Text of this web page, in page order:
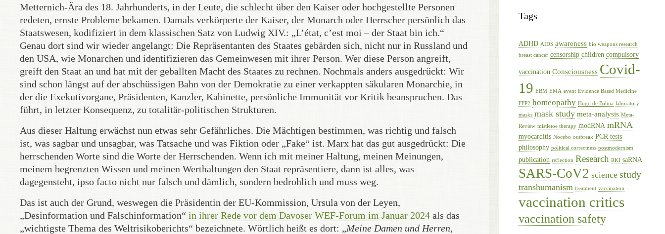
Metternich-Ära des 18. Jahrhunderts, in der Leute, die schlecht über den Kaiser oder hochgestellte Personen
redeten, ernste Probleme bekamen. Damals verkörperte der Kaiser, der Monarch oder Herrscher persönlich das
Staatswesen, kodifiziert in dem klassischen Satz von Ludwig XIV.: „L’état, c’est moi – der Staat bin ich.“
Genau dort sind wir wieder angelangt: Die Repräsentanten des Staates gebärden sich, nicht nur in Russland und
den USA, wie Monarchen und identifizieren das Gemeinwesen mit ihrer Person. Wer diese Person angreift,
greift den Staat an und hat mit der geballten Macht des Staates zu rechnen. Nochmals anders ausgedrückt: Wir
sind schon längst auf der abschüssigen Bahn von der Demokratie zu einer verkappten säkularen Monarchie, in
der die Exekutivorgane, Präsidenten, Kanzler, Kabinette, persönliche Immunität vor Kritik beanspruchen. Das
führt, in letzter Konsequenz, zu totalitär-politischen Strukturen.
Aus dieser Haltung erwächst nun etwas sehr Gefährliches. Die Mächtigen bestimmen, was richtig und falsch
ist, was sagbar und unsagbar, was Tatsache und was Fiktion oder „Fake“ ist. Marx hat das gut ausgedrückt: Die
herrschenden Worte sind die Worte der Herrschenden. Wenn ich mit meiner Haltung, meinen Meinungen,
meinem begrenzten Wissen und meinen Werthaltungen den Staat repräsentiere, dann ist alles, was
dagegensteht, ipso facto nicht nur falsch und dämlich, sondern bedrohlich und muss weg.
Das ist auch der Grund, weswegen die Präsidentin der EU-Kommission, Ursula von der Leyen,
„Desinformation und Falschinformation“ in ihrer Rede vor dem Davoser WEF-Forum im Januar 2024 als das
„wichtigste Thema des Weltrisikoberichts“ bezeichnete. Wörtlich heißt es dort: „Meine Damen und Herren,
Tags
ADHD AIDS awareness bio weapons research
breast cancer censorship children compulsory
vaccination Consciousness Covid-
19 EBM EMA event Evidence Based Medicine
FFP2 homeopathy Hugo de Balma laboratory
masks mask study meta-analysis Meta-
Review mistletoe therapy modRNA mRNA
myocarditis Nocebo outbreak PCR tests
philosophy political correctness postmodernism
publication reflection Research RKI saRNA
SARS-CoV2 science study
transhumanism treatment vaccination
vaccination critics
vaccination safety